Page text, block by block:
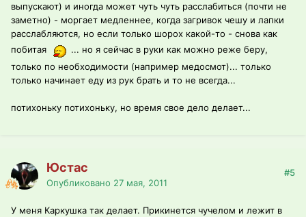
выпускают) и иногда может чуть чуть расслабиться (почти не
заметно) - моргает медленнее, когда загривок чешу и лапки
расслабляются, но если только шорох какой-то - снова как
побитая
... но я сейчас в руки как можно реже беру,
только по необходимости (например медосмот)... только
только начинает еду из рук брать и то не всегда...
потихоньку потихоньку, но время свое дело делает...
Юстас
Опубликовано 27 мая, 2011
#5
У меня Каркушка так делает. Прикинется чучелом и лежит в